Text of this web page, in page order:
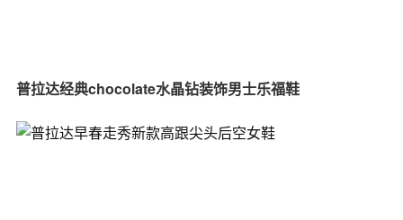
普拉达经典chocolate水晶钻装饰男士乐福鞋